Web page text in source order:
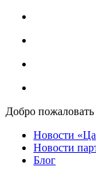
Добро
Новости
Новости
Блог